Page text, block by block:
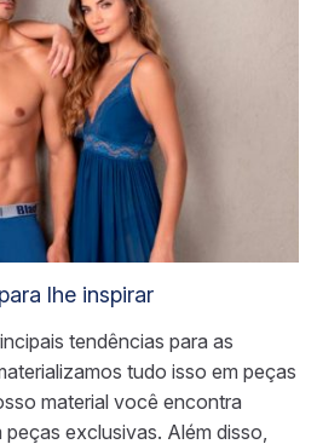
lhe inspirar
tendências para as
tudo isso em peças
material você encontra
exclusivas. Além disso,